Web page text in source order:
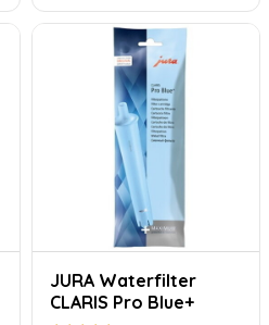
JURA Waterfilter
CLARIS Pro Blue+